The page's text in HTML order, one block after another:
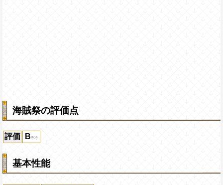
海賊祭の評価点
評価 B
基本性能